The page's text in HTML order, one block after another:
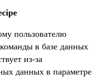
пользователю
в базе данных
из-за
данных в параметре